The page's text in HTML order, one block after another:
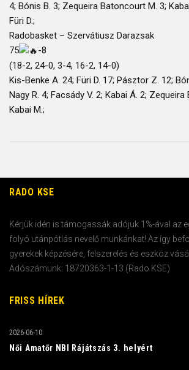
4; Bónis B. 3; Zequeira Batoncourt M. 3;
Füri D.;
Radobasket – Szervátiusz Darazsak
75
-8
(18-2, 24-0, 3-4, 16-2, 14-0)
Kis-Benke A. 24; Füri D. 17; Pásztor Z. 12;
Nagy R. 4; Facsády V. 2; Kabai Á. 2;
Kabai M.;
RADO KSE
Kérjük idén is támogassák adójuk 1%-ával az
folyó utánpótlás nevelő munkánkat! Az így
gyerekek képzésére, felszerelés és eszköz
Adószámunk: 18720363-1-13 (Rado KSE)
FRISS HÍREK
Női Amatőr NBI Rájátszás 3. helyért
2026-06-10